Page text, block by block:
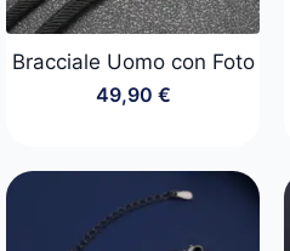
Bracciale Uomo con Foto
49,90 €